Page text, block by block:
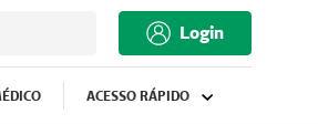
Login
ACESSO RÁPIDO